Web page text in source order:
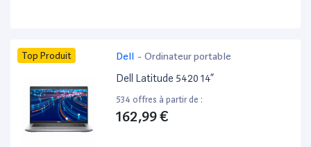
Top Produit Dell - Ordinateur portable
Dell Latitude 5420 14”
534 offres à partir de :
162,99 €